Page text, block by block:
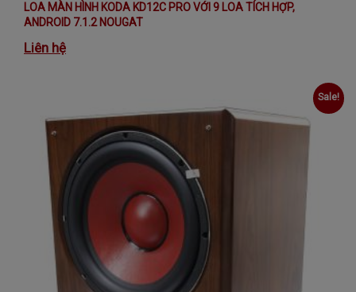
LOA MÀN HÌNH KODA KD12C PRO VỚI 9 LOA TÍCH HỢP,
ANDROID 7.1.2 NOUGAT
Liên hệ
Sale!